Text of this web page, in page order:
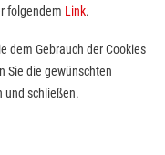
(m/w/d)
folgendem Link.
dem Gebrauch der Cookies
Sie die gewünschten
und schließen.